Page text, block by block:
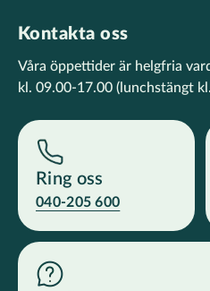
Kontakta oss
Våra öppettider är helgfria
kl. 09.00-17.00 (lunchstängt
Ring oss
040-205 600